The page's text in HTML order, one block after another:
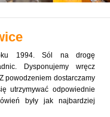
1994. Sól na drogę
Dysponujemy wręcz
powodzeniem dostarczamy
utrzymywać odpowiednie
były jak najbardziej